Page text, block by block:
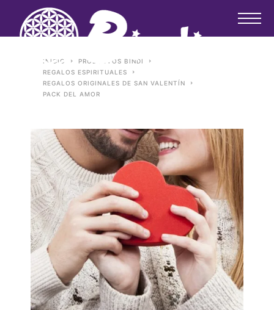
INICIO
PRODUCTOS BINDI
REGALOS ESPIRITUALES
REGALOS ORIGINALES DE SAN VALENTÍN
PACK DEL AMOR